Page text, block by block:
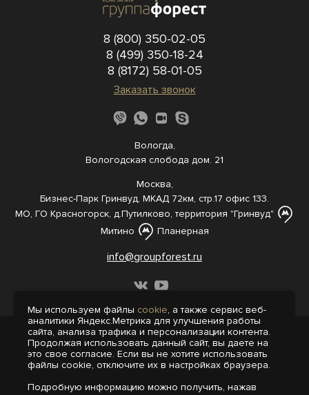
8 (800) 350-02-05
8 (499) 350-18-24
8 (8172) 58-01-05
Заказать звонок
Вологда,
Вологодская слобода дом. 21
Москва,
Бизнес-Парк Гринвуд, МКАД 72км, стр.17 офис 133.
МО, ГО Красногорск, д.Путилково, территория "Гринвуд"
Митино
Планерная
info@groupforest.ru
© 2005-, 2026 Все права защищены
Информация, представленная на сайте,
не является публичной офертой.
Мы используем файлы cookie, а также сервис веб-
аналитики Яндекс.Метрика для улучшения работы
сайта, анализа трафика и персонализации контента.
Продолжая использовать данный сайт, вы даете на
это свое согласие. Если вы не хотите использовать
файлы cookie, отключите их в настройках браузера.
Подробную информацию можно получить, нажав